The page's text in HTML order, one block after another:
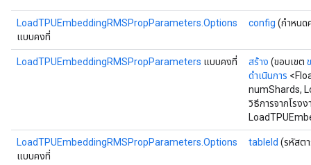
LoadTPUEmbeddingRMSPropParameters.Options
แบบคงที่
config (กำหนด
LoadTPUEmbeddingRMSPropParameters แบบคงที่ สร้าง (ขอบเขต
ดำเนินการ
numShards,
วิธีการจากโรง
LoadTPUEmbeddingRMSPropParameters.Options
แบบคงที่
tableId (รหัสต